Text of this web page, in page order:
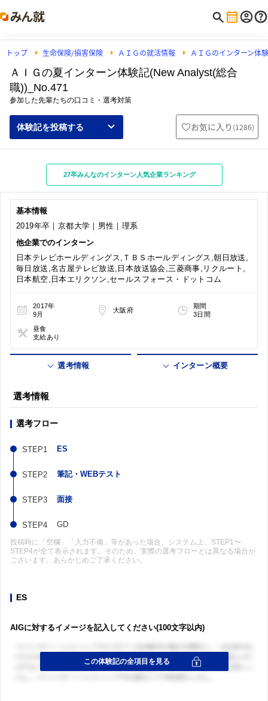
トップ 生命保険/損害保険 ＡＩＧの就活情報 ＡＩＧのインターン体
ＡＩＧの夏インターン体験記(New Analyst(総合
職))_No.471
参加した先輩たちの口コミ・選考対策
体験記を投稿する お気に入り (1286)
27卒みんなのインターン人気企業ランキング
基本情報
2019年卒｜京都大学｜男性｜理系
他企業でのインターン
日本テレビホールディングス,ＴＢＳホールディングス,朝日放送,
毎日放送,名古屋テレビ放送,日本放送協会,三菱商事,リクルート,
日本航空,日本エリクソン,セールスフォース・ドットコム
2017年
9月
大阪府
期間
3日間
昼食
支給あり
選考情報 インターン概要
選考情報
選考フロー
ES
筆記・WEBテスト
面接
GD
投稿時に「空欄」「入力不備」等があった場合、システム上、STEP1〜
STEP4が全て表示されます。そのため、実際の選考フローとは異なる場合が
ございます。あらかじめご了承ください。
ES
AIGに対するイメージを記入してください(100文字以内)